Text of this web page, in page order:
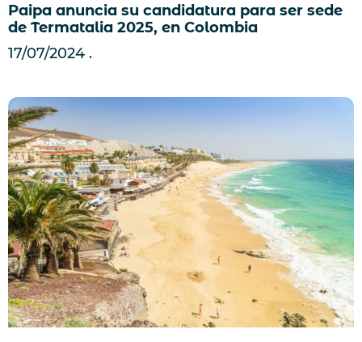
Paipa anuncia su candidatura para ser sede
de Termatalia 2025, en Colombia
17/07/2024